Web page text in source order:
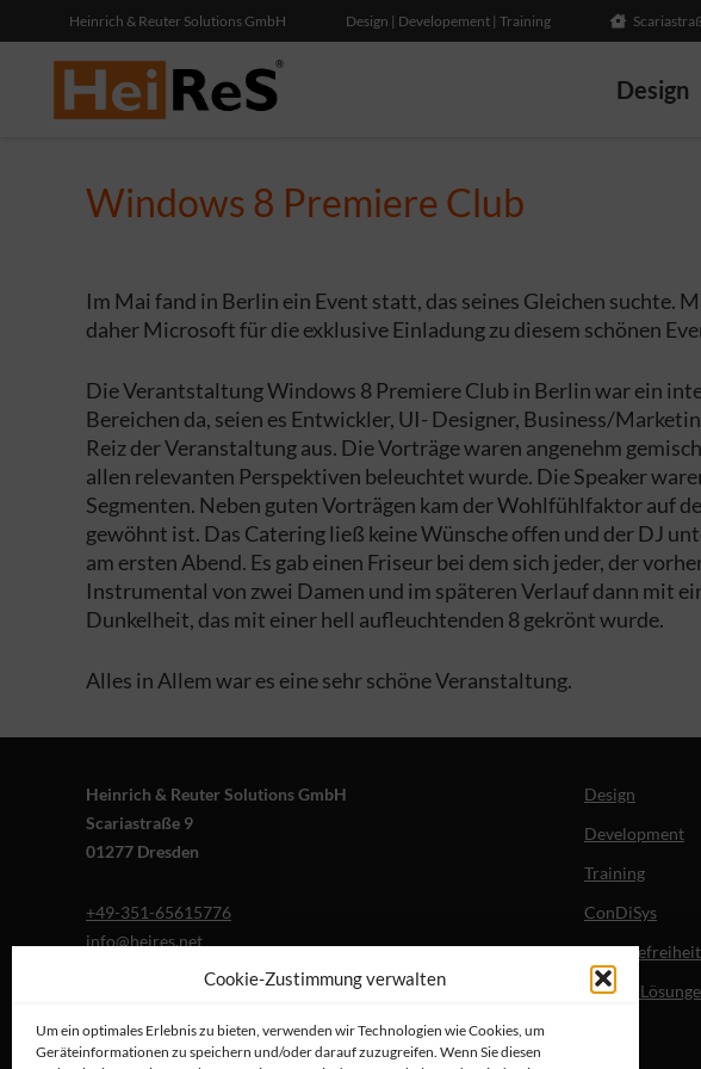
Cookie-Zustimmung verwalten
Um ein optimales Erlebnis zu bieten, verwenden wir Technologien wie Cookies, um
Geräteinformationen zu speichern und/oder darauf zuzugreifen. Wenn Sie diesen
Heinrich & Reuter Solutions GmbH Design | Developement | Training
Design
Windows 8 Premiere Club
Im Mai fand in Berlin ein Event statt, das seines Gleichen suchte.
daher Microsoft für die exklusive Einladung zu diesem schönen
Die Verantstaltung Windows 8 Premiere Club in Berlin war ein
Bereichen da, seien es Entwickler, UI- Designer, Business/
Reiz der Veranstaltung aus. Die Vorträge waren angenehm
allen relevanten Perspektiven beleuchtet wurde. Die Speaker
Segmenten. Neben guten Vorträgen kam der Wohlfühlfaktor auf
gewöhnt ist. Das Catering ließ keine Wünsche offen und der DJ
am ersten Abend. Es gab einen Friseur bei dem sich jeder, der
Instrumental von zwei Damen und im späteren Verlauf dann mit
Dunkelheit, das mit einer hell aufleuchtenden 8 gekrönt wurde.
Alles in Allem war es eine sehr schöne Veranstaltung.
Heinrich & Reuter Solutions GmbH
Scariastraße 9
01277 Dresden
+49-351-65615776
info@heires.net
Design
Development
Training
ConDiSys
Barrierefreiheit
Mobile